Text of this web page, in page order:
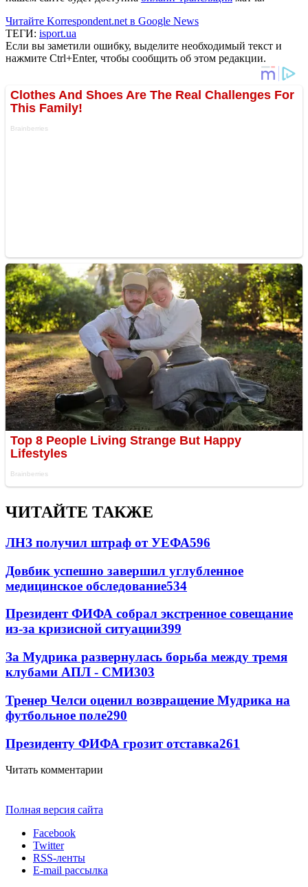
Читайте Korrespondent.net в Google News
ТЕГИ: isport.ua
Если вы заметили ошибку, выделите необходимый текст и
нажмите Ctrl+Enter, чтобы сообщить об этом редакции.
ЧИТАЙТЕ ТАКЖЕ
ЛНЗ получил штраф от УЕФА596
Довбик успешно завершил углубленное
медицинское обследование534
Президент ФИФА собрал экстренное совещание
из-за кризисной ситуации399
За Мудрика развернулась борьба между тремя
клубами АПЛ - СМИ303
Тренер Челси оценил возвращение Мудрика на
футбольное поле290
Президенту ФИФА грозит отставка261
Читать комментарии
Полная версия сайта
Facebook
Twitter
RSS-ленты
E-mail рассылка